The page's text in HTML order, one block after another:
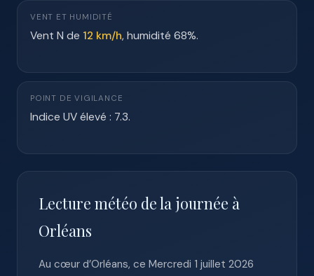
VENT ET HUMIDITÉ
Vent N de 12 km/h, humidité 68%.
POINT DE VIGILANCE
Indice UV élevé : 7.3.
Lecture météo de la journée à
Orléans
Au cœur d’Orléans, ce Mercredi 1 juillet 2026